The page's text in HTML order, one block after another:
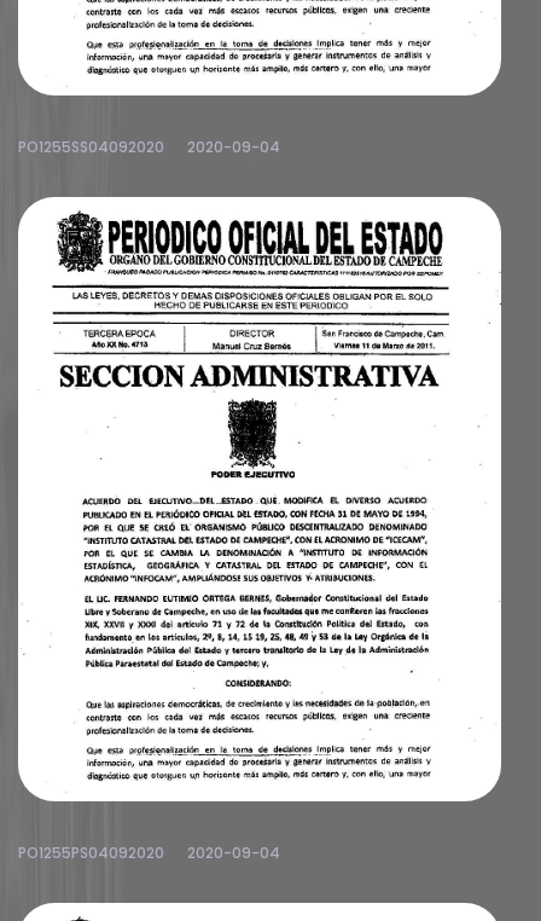
PO1255SS04092020 2020-09-04
PO1255PS04092020 2020-09-04